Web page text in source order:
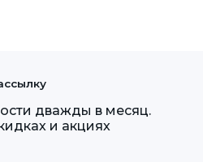
дважды в месяц.
и акциях